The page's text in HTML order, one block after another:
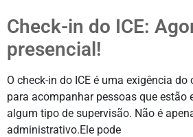
Check-in do ICE:
presencial!
O check-in do ICE é uma exigência
para acompanhar pessoas que estão
algum tipo de supervisão. Não é
administrativo.Ele pode